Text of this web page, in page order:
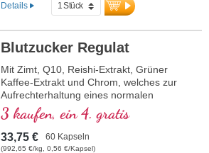
Details
Blutzucker Regulat
Mit Zimt, Q10, Reishi-Extrakt, Grüner
Kaffee-Extrakt und Chrom, welches zur
Aufrechterhaltung eines normalen
Blutzuckerspiegels beiträgt.
3 kaufen, ein 4. gratis
33,75 € 60 Kapseln
(992,65 €/kg, 0,56 €/Kapsel)